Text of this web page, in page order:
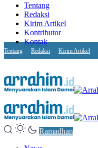
Tentang
Redaksi
Kirim Artikel
Kontributor
Kontak
Tentang Redaksi Kirim Artikel
Ramadhan